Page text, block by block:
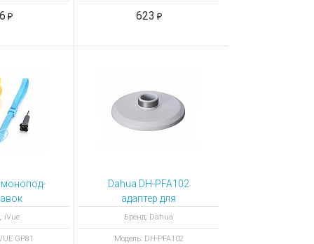
623
монопод-
iVue
GP81
Dahua DH-PFA102
адаптер для
настенного
кронштейна
Бренд: Dahua
Модель: DH-PFA102